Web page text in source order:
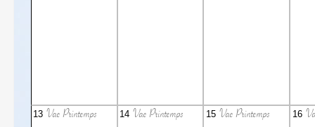
13 Vac Printemps 14 Vac Printemps 15 Vac Printemps 16